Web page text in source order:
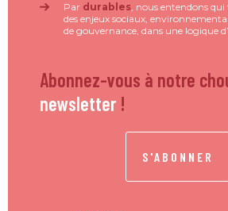
Par durables, nous entendons
des enjeux sociaux,
de gouvernance, dans une logique
Abonnez-vous à notre
newsletter !
S'ABONNER